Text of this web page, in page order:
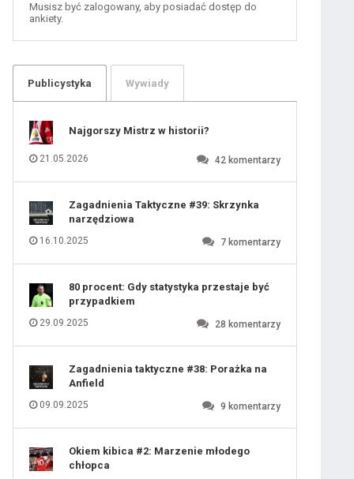
Musisz być zalogowany, aby posiadać dostęp do
ankiety.
Publicystyka Wywiady
Najgorszy Mistrz w historii?
21.05.2026 42 komentarzy
Zagadnienia Taktyczne #39: Skrzynka
narzędziowa
16.10.2025 7 komentarzy
80 procent: Gdy statystyka przestaje być
przypadkiem
29.09.2025 28 komentarzy
Zagadnienia taktyczne #38: Porażka na
Anfield
09.09.2025 9 komentarzy
Okiem kibica #2: Marzenie młodego
chłopca